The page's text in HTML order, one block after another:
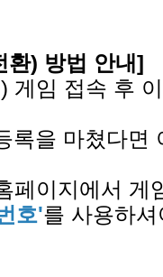
환) 방법 안내]
게임 접속 후
록을 마쳤다면
페이지에서 게
호'를 사용하